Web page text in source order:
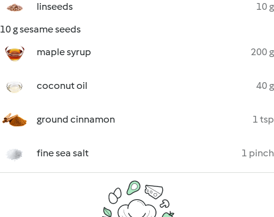
linseeds
10 g
10 g sesame seeds
maple syrup
200 g
coconut oil 40 g
ground cinnamon 1 tsp
fine sea salt 1 pinch